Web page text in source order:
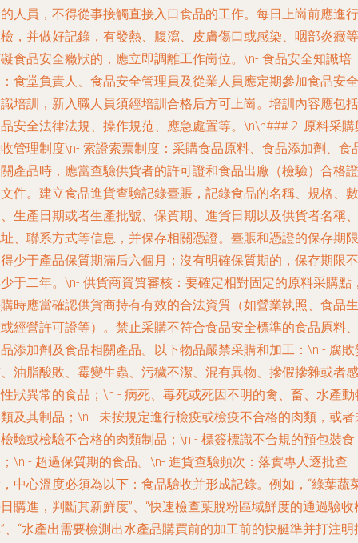
人員，不得從事接觸直接入口食品的工作。每日上崗前應進行
，并做好記錄，有發熱、腹瀉、皮膚傷口或感染、咽部炎癥等
食品安全癥狀的，應立即調離工作崗位。\n- 食品安全知識培
：食堂負責人、食品安全管理員及從業人員應定期參加食品安全
培訓，新入職人員須經培訓合格后方可上崗。培訓內容應包括
安全法律法規、操作規范、應急處置等。\n\n### 2. 原料采購
管理制度\n- 索證索票制度 ：采購食品原料、食品添加劑、食
產品時，應當查驗供貨者的許可證和食品出廠（檢驗）合格證
件。建立食品進貨查驗記錄臺賬，記錄食品的名稱、規格、數
生產日期或者生產批號、保質期、進貨日期以及供貨者名稱、
、聯系方式等信息，并保存相關憑證。臺賬和憑證的保存期限
少于產品保質期滿后六個月；沒有明確保質期的，保存期限不
于二年。\n- 供貨商資質審核 ：要確定相對固定的原料采購點
時應當確認供貨商持有有效的合法資質（如營業執照、食品生
經營許可證等）。禁止采購不符合食品安全標準的食品原料、
添加劑及食品相關產品。以下物品嚴禁采購和加工：\n - 腐敗
油脂酸敗、霉變生蟲、污穢不潔、混有異物、摻假摻雜或者感
狀異常的食品；\n - 病死、毒死或死因不明的禽、畜、水產動
及其制品；\n - 未按規定進行檢疫或檢疫不合格的肉類，或者
驗或檢驗不合格的肉類制品；\n - 標簽標識不合規的預包裝食
\n - 超過保質期的食品。\n- 進貨查驗頻次 ：落實專人逐批查
中心溫度必須為以下：食品驗收并形成記錄。例如，“綠葉蔬
購進，判斷其新鮮度”、“快速檢查葉脫粉區域鮮度的通過驗收
、“水產出需要檢測出水產品購買前的加工前的快艇準并打注明